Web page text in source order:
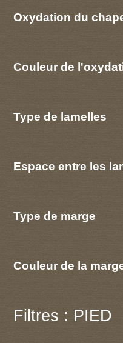
Oxydation du
Couleur de
Type de lamelles
Espace entre les
Type de marge
Couleur de la
Filtres : PIED